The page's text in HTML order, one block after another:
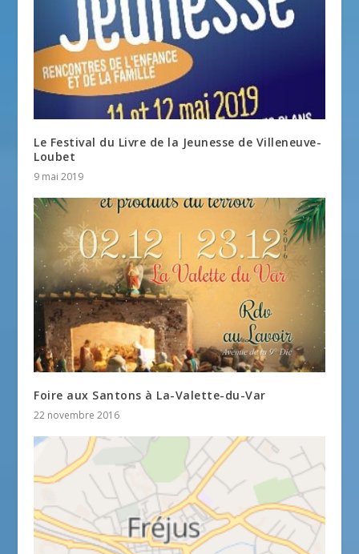
Le Festival du Livre de la Jeunesse de Villeneuve-
Loubet
9 mai 2019
Foire aux Santons à La-Valette-du-Var
22 novembre 2016